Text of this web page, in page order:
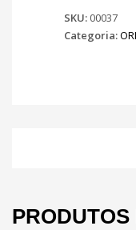
SKU: 00037
Categoria: